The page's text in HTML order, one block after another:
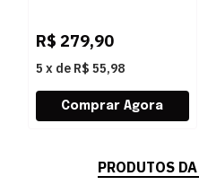
R$ 279,90
5 x de R$ 55,98
PRODUTOS